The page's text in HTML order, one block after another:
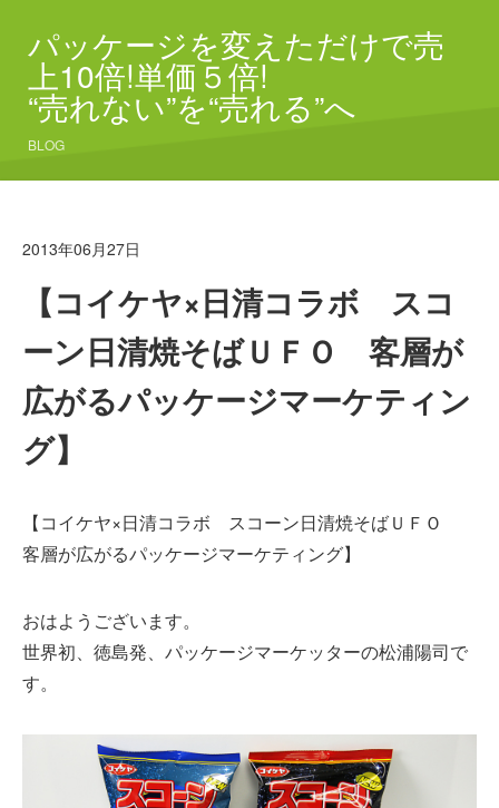
パッケージを変えただけで売
上10倍!単価５倍!
“売れない”を“売れる”へ
BLOG
2013年06月27日
【コイケヤ×日清コラボ スコ
ーン日清焼そばＵＦＯ 客層が
広がるパッケージマーケティン
グ】
【コイケヤ×日清コラボ スコーン日清焼そばＵＦＯ
客層が広がるパッケージマーケティング】
おはようございます。
世界初、徳島発、パッケージマーケッターの松浦陽司で
す。